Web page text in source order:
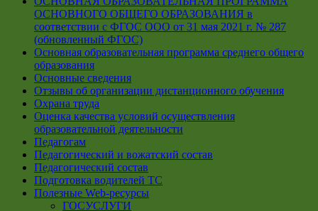
ОСНОВНОГО ОБЩЕГО ОБРАЗОВАНИЯ в
соответствии с ФГОС ООО от 31 мая 2021 г. № 287
(обновленный ФГОС)
Основная образовательная программа среднего общего
образования
Основные сведения
Отзывы об организации дистанционного обучения
Охрана труда
Оценка качества условий осуществления
образовательной деятельности
Педагогам
Педагогический и вожатский состав
Педагогический состав
Подготовка водителей ТС
Полезные Web-ресурсы
ГОСУСЛУГИ